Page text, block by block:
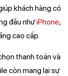
khách hàng có
đầu nhưiPhone,
cao cấp.
thanh toán và
còn mang lại sự